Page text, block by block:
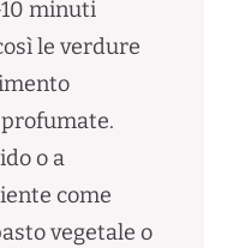
minuti
le verdure
o a
come
vegetale o